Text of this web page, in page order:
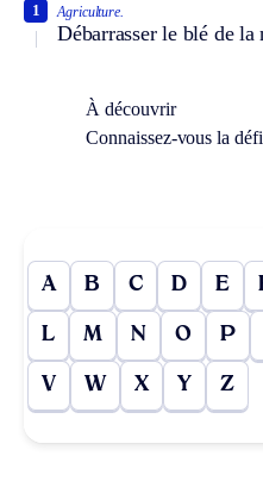
Agriculture.
Débarrasser le blé de la
1
À découvrir
Connaissez-vous la
A B C D E
L M N O P
V W X Y Z